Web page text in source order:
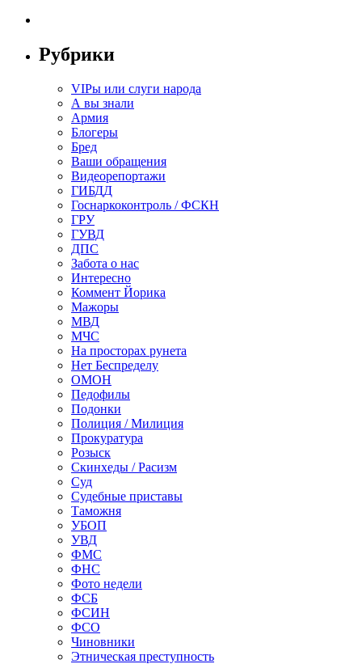
Рубрики
VIPы или слуги народа
А вы знали
Армия
Блогеры
Бред
Ваши обращения
Видеорепортажи
ГИБДД
Госнаркоконтроль / ФСКН
ГРУ
ГУВД
ДПС
Забота о нас
Интересно
Коммент Йорика
Мажоры
МВД
МЧС
На просторах рунета
Нет Беспределу
ОМОН
Педофилы
Подонки
Полиция / Милиция
Прокуратура
Розыск
Скинхеды / Расизм
Суд
Судебные приставы
Таможня
УБОП
УВД
ФМС
ФНС
Фото недели
ФСБ
ФСИН
ФСО
Чиновники
Этническая преступность